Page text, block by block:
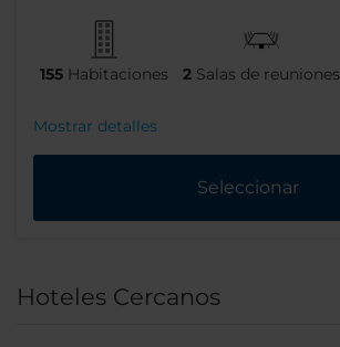
155 Habitaciones 2 Salas de reuniones
Mostrar detalles
Seleccionar
Hoteles Cercanos